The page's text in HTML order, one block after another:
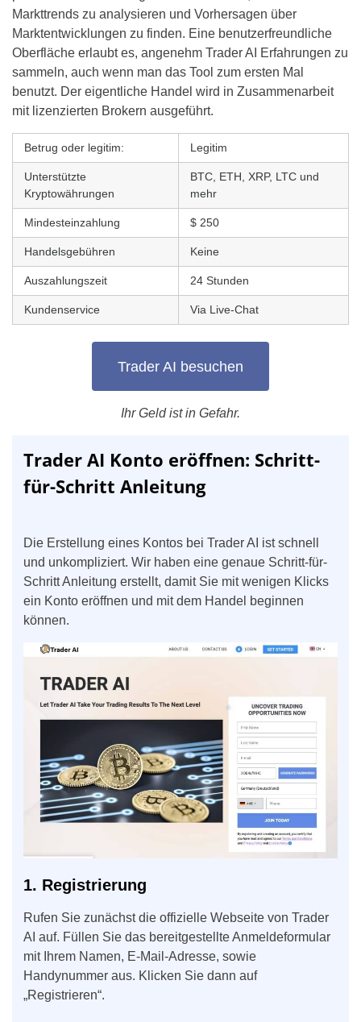
Markttrends zu analysieren und Vorhersagen über
Marktentwicklungen zu finden. Eine benutzerfreundliche
Oberfläche erlaubt es, angenehm Trader AI Erfahrungen zu
sammeln, auch wenn man das Tool zum ersten Mal
benutzt. Der eigentliche Handel wird in Zusammenarbeit
mit lizenzierten Brokern ausgeführt.
Betrug oder legitim: Legitim
Unterstützte
Kryptowährungen
BTC, ETH, XRP, LTC und
mehr
Mindesteinzahlung $ 250
Handelsgebühren Keine
Auszahlungszeit 24 Stunden
Kundenservice Via Live-Chat
Trader AI besuchen
Ihr Geld ist in Gefahr.
Trader AI Konto eröffnen: Schritt-
für-Schritt Anleitung
Die Erstellung eines Kontos bei Trader AI ist schnell
und unkompliziert. Wir haben eine genaue Schritt-für-
Schritt Anleitung erstellt, damit Sie mit wenigen Klicks
ein Konto eröffnen und mit dem Handel beginnen
können.
1. Registrierung
Rufen Sie zunächst die offizielle Webseite von Trader
AI auf. Füllen Sie das bereitgestellte Anmeldeformular
mit Ihrem Namen, E-Mail-Adresse, sowie
Handynummer aus. Klicken Sie dann auf
„Registrieren“.